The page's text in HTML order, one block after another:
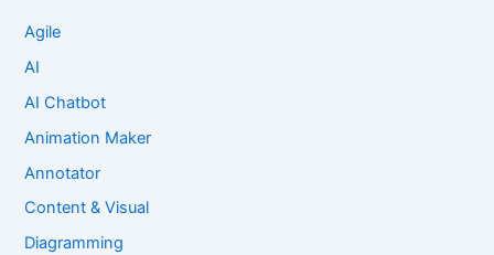
Agile
AI
AI Chatbot
Animation Maker
Annotator
Content & Visual
Diagramming